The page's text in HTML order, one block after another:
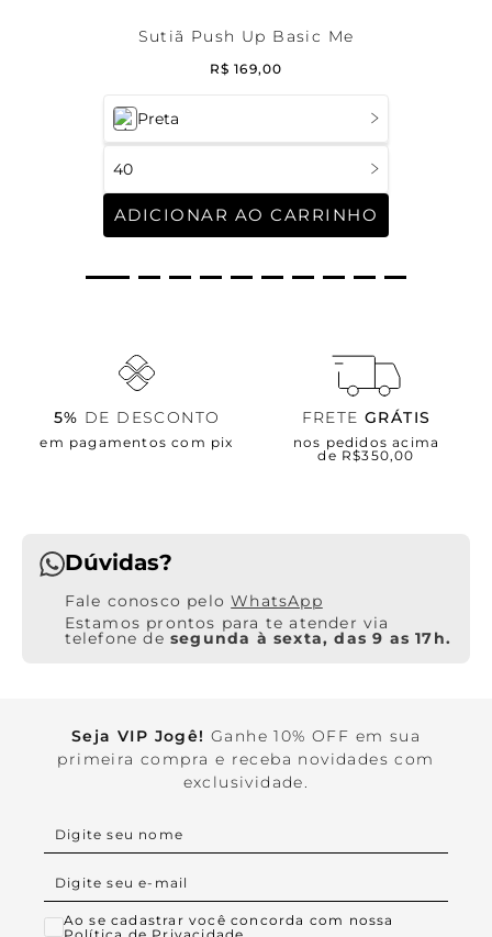
Preta
40
ADICIONAR AO CARRINHO
Sutiã Push Up Basic Me
R$ 169,00
5% DE DESCONTO
em pagamentos com pix
FRETE GRÁTIS
nos pedidos acima
de R$350,00
Dúvidas?
WhatsApp
Estamos prontos para te atender via
telefone de segunda à sexta, das 9 as 17h.
Seja VIP Jogê! Ganhe 10% OFF em sua
primeira compra e receba novidades com
exclusividade.
Ao se cadastrar você concorda com nossa